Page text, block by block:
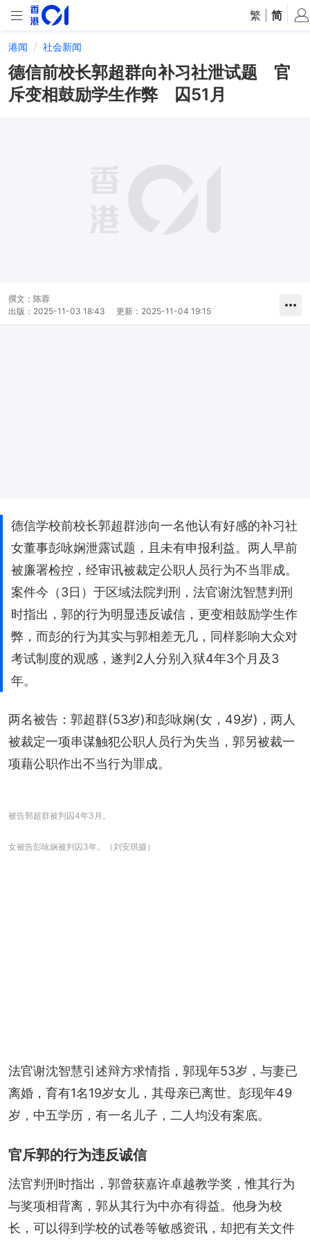
繁 简
港闻 社会新闻
德信前校长郭超群向补习社泄试题 官
斥变相鼓励学生作弊 囚51月
撰文： 陈蓉
出版： 2025-11-03 18:43 更新： 2025-11-04 19:15
德信学校前校长郭超群涉向一名他认有好感的补习社
女董事彭咏娴泄露试题，且未有申报利益。两人早前
被廉署检控，经审讯被裁定公职人员行为不当罪成。
案件今（3日）于区域法院判刑，法官谢沈智慧判刑
时指出，郭的行为明显违反诚信，更变相鼓励学生作
弊，而彭的行为其实与郭相差无几，同样影响大众对
考试制度的观感，遂判2人分别入狱4年3个月及3
年。
两名被告：郭超群(53岁)和彭咏娴(女，49岁)，两人
被裁定一项串谋触犯公职人员行为失当，郭另被裁一
项藉公职作出不当行为罪成。
被告郭超群被判囚4年3月。
女被告彭咏娴被判囚3年。（刘安琪摄）
法官谢沈智慧引述辩方求情指，郭现年53岁，与妻已
离婚，育有1名19岁女儿，其母亲已离世。彭现年49
岁，中五学历，有一名儿子，二人均没有案底。
官斥郭的行为违反诚信
法官判刑时指出，郭曾获嘉许卓越教学奖，惟其行为
与奖项相背离，郭从其行为中亦有得益。他身为校
长，可以得到学校的试卷等敏感资讯，却把有关文件